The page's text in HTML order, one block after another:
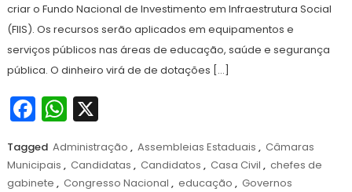
criar o Fundo Nacional de Investimento em Infraestrutura Social
(FIIS). Os recursos serão aplicados em equipamentos e
serviços públicos nas áreas de educação, saúde e segurança
pública. O dinheiro virá de de dotações […]
Facebook
WhatsApp
X
Tagged Administração , Assembleias Estaduais , Câmaras
Municipais , Candidatas , Candidatos , Casa Civil , chefes de
gabinete , Congresso Nacional , educação , Governos